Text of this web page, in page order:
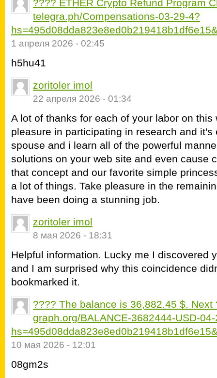
???? ETHER Crypto Refund Program
telegra.ph/Compensations-03-29-4?
1 апреля 2026 - 02:45
h5hu41
zoritoler imol
22 апреля 2026 - 01:34
A lot of thanks for each of your labor on
pleasure in participating in research and
spouse and i learn all of the powerful
solutions on your web site and even cause
that concept and our favorite simple
a lot of things. Take pleasure in the
have been doing a stunning job.
zoritoler imol
8 мая 2026 - 18:31
Helpful information. Lucky me I discovered
and I am surprised why this coincidence
bookmarked it.
???? The balance is 36,882.45 $. Next
graph.org/BALANCE-3682444-USD-
10 мая 2026 - 12:01
08gm2s